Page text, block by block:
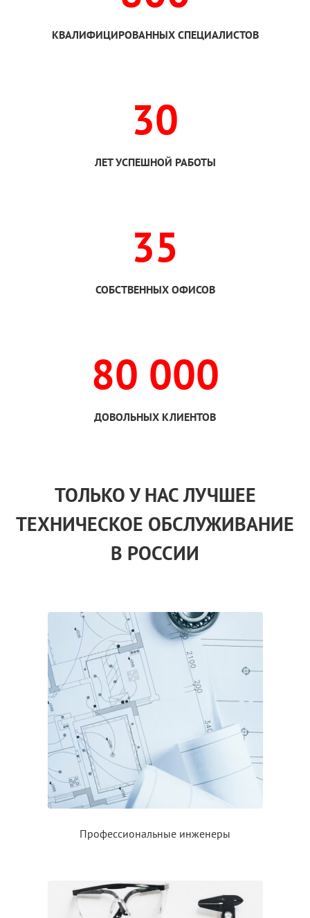
КВАЛИФИЦИРОВАННЫХ СПЕЦИАЛИСТОВ
30
ЛЕТ УСПЕШНОЙ РАБОТЫ
35
СОБСТВЕННЫХ ОФИСОВ
80 000
ДОВОЛЬНЫХ КЛИЕНТОВ
ТОЛЬКОУ НАСЛУЧШЕЕ
ТЕХНИЧЕСКОЕ ОБСЛУЖИВАНИЕ
В РОССИИ
Профессиональные инженеры